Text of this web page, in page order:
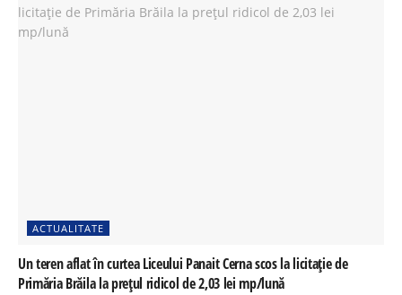
ACTUALITATE
Un teren aflat în curtea Liceului Panait Cerna scos la licitație de
Primăria Brăila la prețul ridicol de 2,03 lei mp/lună